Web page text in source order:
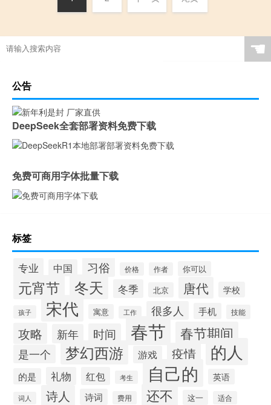
☚
公告
DeepSeek全套部署资料免费下载
免费可商用字体批量下载
标签
专业 中国 习俗 价格 作者 你可以
元宵节 冬天 冬季 北京 唐代 学校
孩子 宋代 寓意 工作 很多人 手机 技能
攻略 新年 时间 春节 春节期间
是一个 梦幻西游 游戏 疫情 的人
的是 礼物 红包 考生 自己的 英语
词人 诗人 诗词 费用 还不 这一 适合